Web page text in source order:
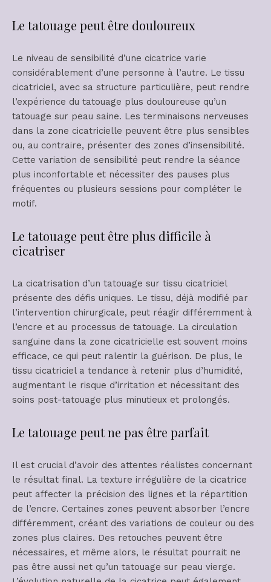
Le tatouage peut être douloureux
Le niveau de sensibilité d’une cicatrice varie
considérablement d’une personne à l’autre. Le tissu
cicatriciel, avec sa structure particulière, peut rendre
l’expérience du tatouage plus douloureuse qu’un
tatouage sur peau saine. Les terminaisons nerveuses
dans la zone cicatricielle peuvent être plus sensibles
ou, au contraire, présenter des zones d’insensibilité.
Cette variation de sensibilité peut rendre la séance
plus inconfortable et nécessiter des pauses plus
fréquentes ou plusieurs sessions pour compléter le
motif.
Le tatouage peut être plus difficile à
cicatriser
La cicatrisation d’un tatouage sur tissu cicatriciel
présente des défis uniques. Le tissu, déjà modifié par
l’intervention chirurgicale, peut réagir différemment à
l’encre et au processus de tatouage. La circulation
sanguine dans la zone cicatricielle est souvent moins
efficace, ce qui peut ralentir la guérison. De plus, le
tissu cicatriciel a tendance à retenir plus d’humidité,
augmentant le risque d’irritation et nécessitant des
soins post-tatouage plus minutieux et prolongés.
Le tatouage peut ne pas être parfait
Il est crucial d’avoir des attentes réalistes concernant
le résultat final. La texture irrégulière de la cicatrice
peut affecter la précision des lignes et la répartition
de l’encre. Certaines zones peuvent absorber l’encre
différemment, créant des variations de couleur ou des
zones plus claires. Des retouches peuvent être
nécessaires, et même alors, le résultat pourrait ne
pas être aussi net qu’un tatouage sur peau vierge.